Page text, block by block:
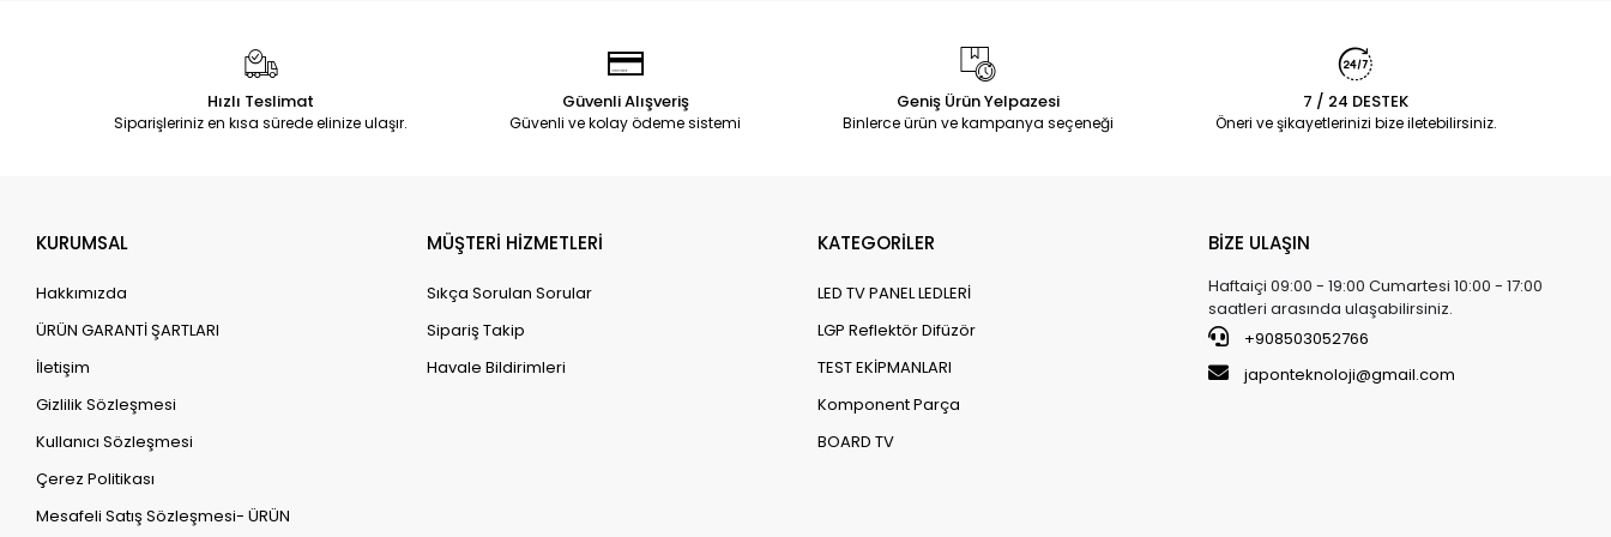
Hızlı Teslimat
Siparişleriniz en kısa sürede elinize ulaşır.
Güvenli Alışveriş
Güvenli ve kolay ödeme sistemi
Geniş Ürün Yelpazesi
Binlerce ürün ve kampanya seçeneği
7 / 24 DESTEK
Öneri ve şikayetlerinizi bize iletebilirsiniz.
KURUMSAL
Hakkımızda
ÜRÜN GARANTİ ŞARTLARI
İletişim
Gizlilik Sözleşmesi
Kullanıcı Sözleşmesi
Çerez Politikası
Mesafeli Satış Sözleşmesi- ÜRÜN
MÜŞTERİ HİZMETLERİ
Sıkça Sorulan Sorular
Sipariş Takip
Havale Bildirimleri
KATEGORİLER
LED TV PANEL LEDLERİ
LGP Reflektör Difüzör
TEST EKİPMANLARI
Komponent Parça
BOARD TV
BİZE ULAŞIN
Haftaiçi 09:00 - 19:00 Cumartesi 10:00 - 17:00
saatleri arasında ulaşabilirsiniz.
+908503052766
japonteknoloji@gmail.com